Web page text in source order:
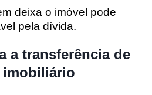
deixa o imóvel pode
pela dívida.
a transferência de
imobiliário